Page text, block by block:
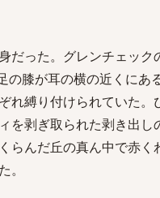
だった。グレンチェッ
の膝が耳の横の近くに
れ縛り付けられていた
を剥ぎ取られた剥き出
らんだ丘の真ん中で赤